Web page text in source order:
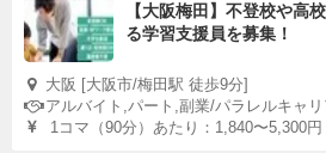
【大阪梅田】不登校や高
る学習支援員を募集！
大阪 [大阪市/梅田駅 徒歩9分]
アルバイト,パート,副業/パラレルキャリ
1コマ（90分）あたり：1,840〜5,300円